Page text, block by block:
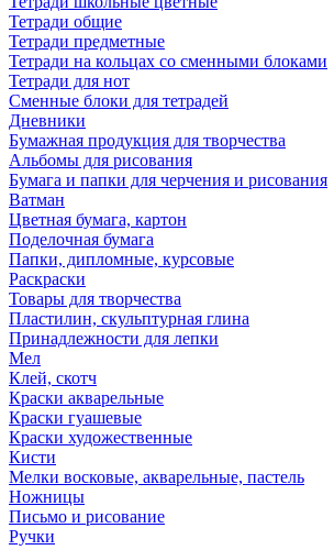
Тетради общие
Тетради предметные
Тетради на кольцах со сменными блоками
Тетради для нот
Сменные блоки для тетрадей
Дневники
Бумажная продукция для творчества
Альбомы для рисования
Бумага и папки для черчения и рисования
Ватман
Цветная бумага, картон
Поделочная бумага
Папки, дипломные, курсовые
Раскраски
Товары для творчества
Пластилин, скульптурная глина
Принадлежности для лепки
Мел
Клей, скотч
Краски акварельные
Краски гуашевые
Краски художественные
Кисти
Мелки восковые, акварельные, пастель
Ножницы
Письмо и рисование
Ручки